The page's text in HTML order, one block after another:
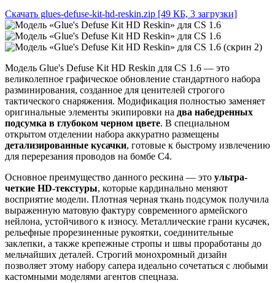
Скачать glues-defuse-kit-hd-reskin.zip [49 КБ, 3 загрузки]
Модель Glue's Defuse Kit HD Reskin для CS 1.6 — это
великолепное графическое обновление стандартного набора
разминирования, созданное для ценителей строгого
тактического снаряжения. Модификация полностью заменяет
оригинальные элементы экипировки на два набедренных
подсумка в глубоком черном цвете. В специальном
открытом отделении набора аккуратно размещены
детализированные кусачки, готовые к быстрому извлечению
для перерезания проводов на бомбе C4.
Основное преимущество данного рескина — это ультра-
четкие HD-текстуры, которые кардинально меняют
восприятие модели. Плотная черная ткань подсумок получила
выраженную матовую фактуру современного армейского
нейлона, устойчивого к износу. Металлические грани кусачек,
рельефные прорезиненные рукоятки, соединительные
заклепки, а также крепежные стропы и швы проработаны до
мельчайших деталей. Строгий монохромный дизайн
позволяет этому набору сапера идеально сочетаться с любыми
кастомными моделями агентов спецназа.